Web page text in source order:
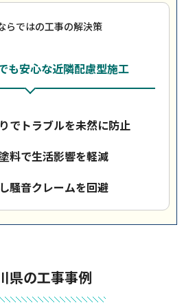
らではの工事の解決策
も安心な近隣配慮型施工
でトラブルを未然に防止
料で生活影響を軽減
騒音クレームを回避
県の工事事例